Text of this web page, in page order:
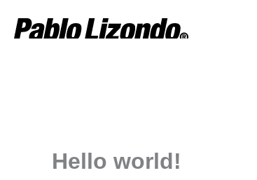
al
contenido
Hello world!